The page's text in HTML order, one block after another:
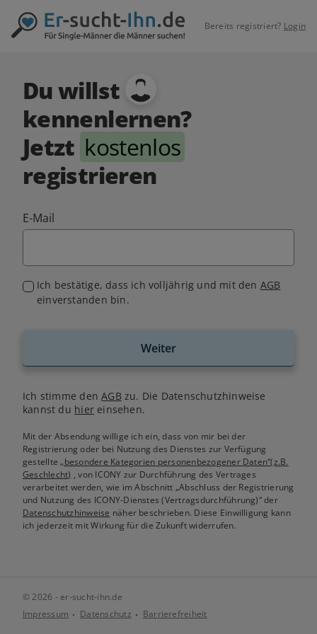
Bereits registriert? Login
Du willst
kennenlernen?
Jetzt kostenlos
registrieren
E-Mail
Ich bestätige, dass ich volljährig und mit den AGB
einverstanden bin.
Weiter
Ich stimme denAGB zu. Die Datenschutzhinweise
kannst du hiereinsehen.
Mit der Absendung willige ich ein, dass von mir bei der
Registrierung oder bei Nutzung des Dienstes zur Verfügung
gestellte„besondere Kategorien personenbezogener Daten“(z.B.
Geschlecht) , von ICONY zur Durchführung des Vertrages
verarbeitet werden, wie im Abschnitt „Abschluss der Registrierung
und Nutzung des ICONY-Dienstes (Vertragsdurchführung)“ der
Datenschutzhinweise näher beschrieben. Diese Einwilligung kann
ich jederzeit mit Wirkung für die Zukunft widerrufen.
© 2026 - er-sucht-ihn.de
Impressum
Datenschutz Barrierefreiheit